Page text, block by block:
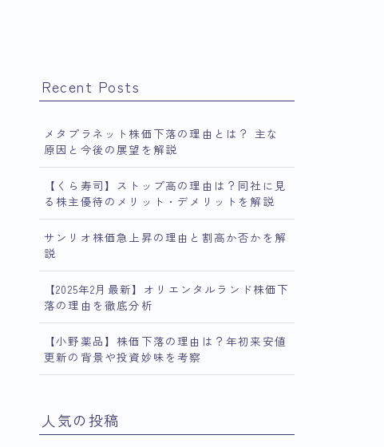
Recent Posts
メタプラネット株価下落の理由とは？ 主な
原因と今後の展望を解説
【くら寿司】ストップ高の理由は？同社に見
る株主優待のメリット・デメリットを解説
サンリオ株価急上昇の理由と割高か否かを解
説
【2025年2月最新】オリエンタルランド株価下
落の理由を徹底分析
【小野薬品】株価下落の理由は？年初来安値
更新の背景や投資妙味を考察
人気の投稿